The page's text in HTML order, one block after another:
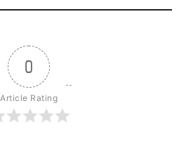
0
Article Rating